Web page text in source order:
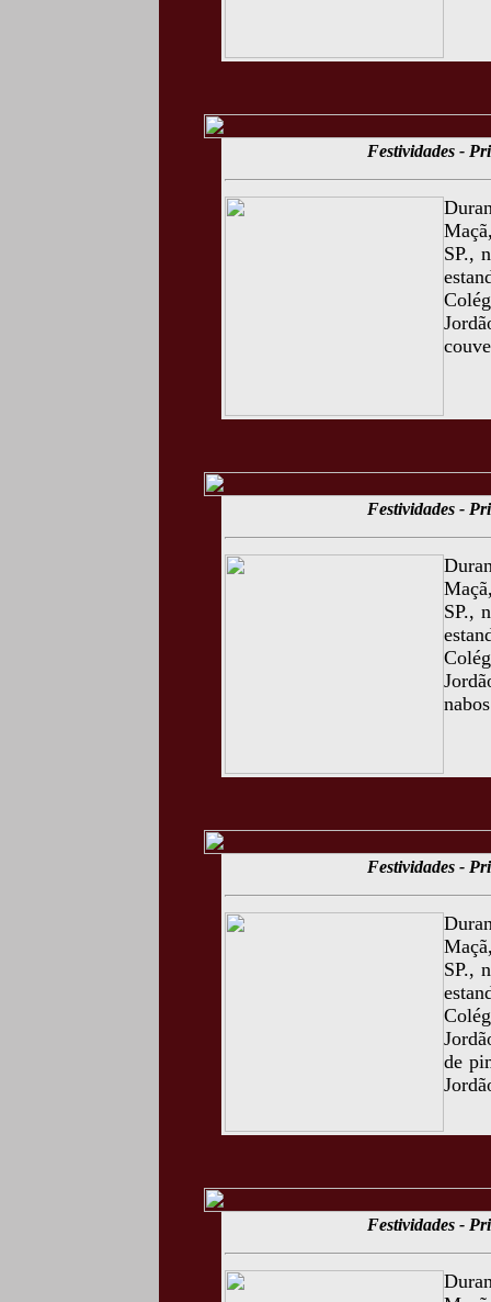
Festividades -
SP.,
Festividades -
SP.,
Festividades -
SP.,
de
Festividades -